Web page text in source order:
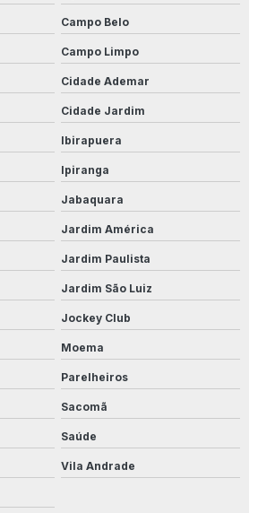
Campo Belo
Campo Limpo
Cidade Ademar
Cidade Jardim
Ibirapuera
Ipiranga
Jabaquara
Jardim América
Jardim Paulista
Jardim São Luiz
Jockey Club
Moema
Parelheiros
Sacomã
Saúde
Vila Andrade